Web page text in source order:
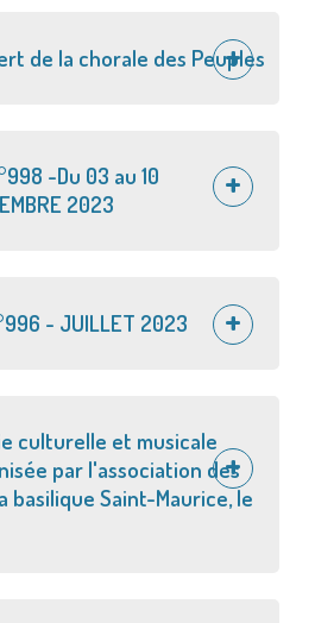
de la chorale des Peuples
-Du 03 au 10
2023
- JUILLET 2023
culturelle et musicale
par l'association des
basilique Saint-Maurice, le